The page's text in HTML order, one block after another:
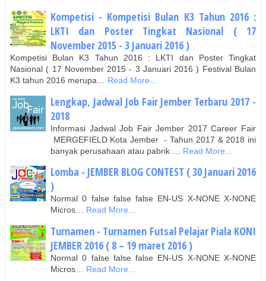
Kompetisi - Kompetisi Bulan K3 Tahun 2016 :
LKTI dan Poster Tingkat Nasional ( 17
November 2015 - 3 Januari 2016 )
Kompetisi Bulan K3 Tahun 2016 : LKTI dan Poster Tingkat
Nasional ( 17 November 2015 - 3 Januari 2016 ) Festival Bulan
K3 tahun 2016 merupa… Read More...
Lengkap, Jadwal Job Fair Jember Terbaru 2017 -
2018
Informasi Jadwal Job Fair Jember 2017 Career Fair
MERGEFIELD Kota Jember - Tahun 2017 & 2018 ini
banyak perusahaan atau pabrik …
Read More...
Lomba - JEMBER BLOG CONTEST ( 30 Januari 2016
)
Normal 0 false false false EN-US X-NONE X-NONE
Micros… Read More...
Turnamen - Turnamen Futsal Pelajar Piala KONI
JEMBER 2016 ( 8 – 19 maret 2016 )
Normal 0 false false false EN-US X-NONE X-NONE
Micros…
Read More...